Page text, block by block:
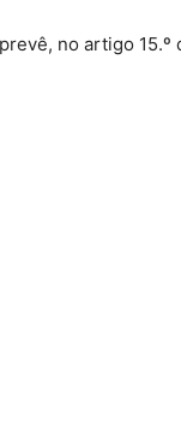
no artigo